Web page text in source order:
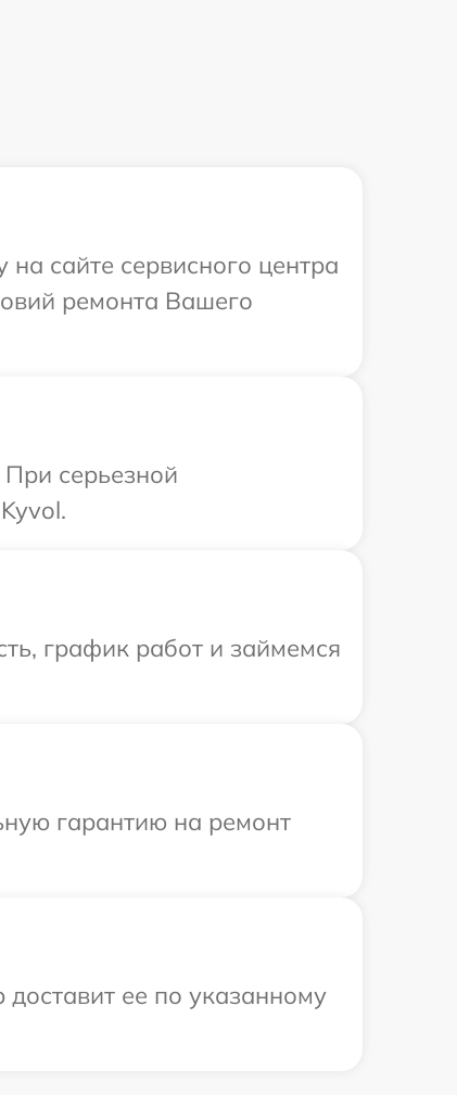
сайте сервисного центра
ремонта Вашего
серьезной
график работ и займемся
гарантию на ремонт
ее по указанному